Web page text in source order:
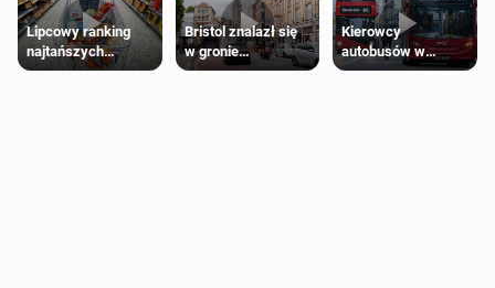
Lipcowy ranking
najtańszych
supermarketów
Bristol znalazł się
w gronie
najlepszych
Kierowcy
autobusów w
Londynie